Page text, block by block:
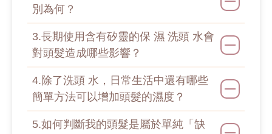
別為何？
3.長期使用含有矽靈的保 濕 洗頭 水會
對頭髮造成哪些影響？
4.除了洗頭 水，日常生活中還有哪些
簡單方法可以增加頭髮的濕度？
5.如何判斷我的頭髮是屬於單純「缺